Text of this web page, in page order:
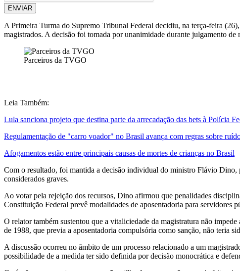
ENVIAR
A Primeira Turma do Supremo Tribunal Federal decidiu, na terça-feira
magistrados. A decisão foi tomada por unanimidade durante julgamento
Parceiros da TVGO
Leia Também:
Lula sanciona projeto que destina parte da arrecadação das bets à Polícia
Regulamentação de "carro voador" no Brasil avança com regras sobre
Afogamentos estão entre principais causas de mortes de crianças no Brasil
Com o resultado, foi mantida a decisão individual do ministro Flávio Dino,
considerados graves.
Ao votar pela rejeição dos recursos, Dino afirmou que penalidades
Constituição Federal prevê modalidades de aposentadoria para servidores
O relator também sustentou que a vitaliciedade da magistratura não
de 1988, que previa a aposentadoria compulsória como sanção, não teria
A discussão ocorreu no âmbito de um processo relacionado a um
possibilidade de a medida ter sido definida por decisão monocrática e